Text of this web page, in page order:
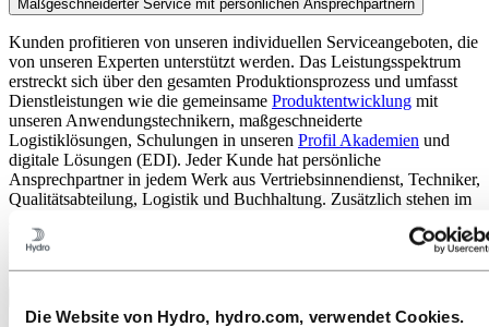
Die Website von Hydro, hydro.com, verwendet Cookies.
Maßgeschneiderter Service mit persönlichen Ansprechpartnern
Kunden profitieren von unseren individuellen Serviceangeboten, die
von unseren Experten unterstützt werden. Das Leistungsspektrum
erstreckt sich über den gesamten Produktionsprozess und umfasst
Dienstleistungen wie die gemeinsame Produktentwicklung mit
unseren Anwendungstechnikern, maßgeschneiderte
Logistiklösungen, Schulungen in unseren Profil Akademien und
digitale Lösungen (EDI). Jeder Kunde hat persönliche
Ansprechpartner in jedem Werk aus Vertriebsinnendienst, Techniker,
Qualitätsabteilung, Logistik und Buchhaltung. Zusätzlich stehen im
Verfügung. Die Kompetenz unserer Mitarbeiterinnen und
Mitarbeiter ist ein absoluter Mehrwert für unsere Kunden.